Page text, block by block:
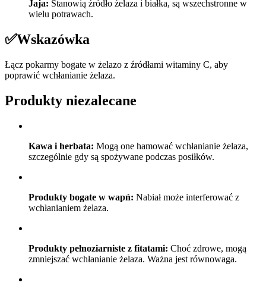
Jaja: Stanowią źródło żelaza i białka, są wszechstronne w
wielu potrawach.
✅Wskazówka
Łącz pokarmy bogate w żelazo z źródłami witaminy C, aby
poprawić wchłanianie żelaza.
Produkty niezalecane
Kawa i herbata: Mogą one hamować wchłanianie żelaza,
szczególnie gdy są spożywane podczas posiłków.
Produkty bogate w wapń: Nabiał może interferować z
wchłanianiem żelaza.
Produkty pełnoziarniste z fitatami: Choć zdrowe, mogą
zmniejszać wchłanianie żelaza. Ważna jest równowaga.